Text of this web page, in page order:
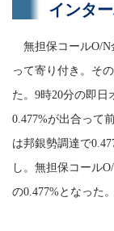
インタ
無担保コールO/N
って寄り付き。そ
た。9時20分の即日
0.477%が出合って
は邦銀勢調達で
し。無担保コール
の0.477%となった